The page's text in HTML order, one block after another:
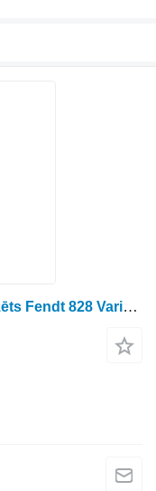
F404900010040 ģenerators paredzēts Fendt 828 Vario riteņtraktora